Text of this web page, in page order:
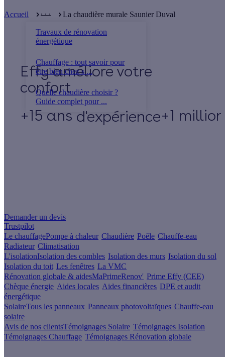
Accueil . . .
Travaux de rénovation
énergétique
Chauffage : tout savoir pour
être bien chez s ...
Quelle chaudière choisir ?
Guide complet pour ...
La chaudière murale Saunier Duval
Effy
+15 ans d'expérience+1
Demander un devis
Trustpilot
Le chauffagePompe à chaleur Chaudière Poêle Chauffe-eau
Radiateur Climatisation
L'isolationIsolation des combles Isolation des murs Isolation du sol
Isolation du toit Les fenêtres La VMC
Rénovation globale & aidesMaPrimeRenov' Prime Effy (CEE)
Chèque énergie Aides locales Aides financières DPE et audit
énergétique
SolaireTous les panneaux Panneaux photovoltaïques Chauffe-eau
solaire
Avis de nos clientsTémoignages Solaire Témoignages Isolation
Témoignages Chauffage Témoignages Rénovation globale